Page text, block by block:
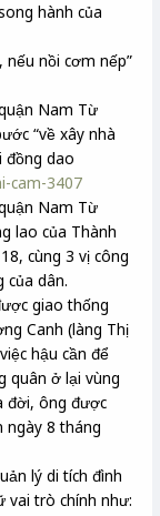
hành của
nếu nồi cơm nếp”
Nam Từ
“về xây nhà
đồng dao
cam-3407
Nam Từ
lao của Thành
cùng 3 vị công
của dân.
giao thống
Canh (làng Thị
hậu cần để
quân ở lại vùng
đời, ông được
ngày 8 tháng
lý di tích đình
vai trò chính như: